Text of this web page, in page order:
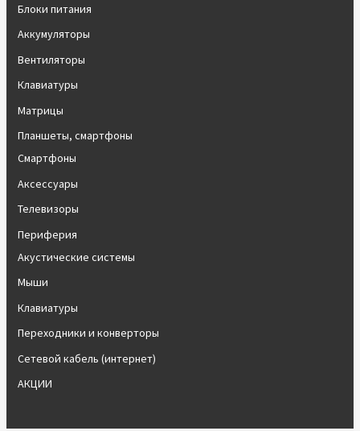
Блоки питания
Аккумуляторы
Вентиляторы
Клавиатуры
Матрицы
Планшеты, смартфоны
Смартфоны
Аксессуары
Телевизоры
Периферия
Акустические системы
Мыши
Клавиатуры
Переходники и конверторы
Сетевой кабель (интернет)
АКЦИИ